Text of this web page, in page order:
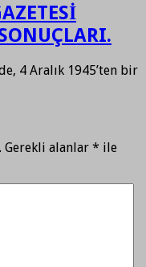
4 Aralık 1945’ten bir
Gerekli alanlar * ile